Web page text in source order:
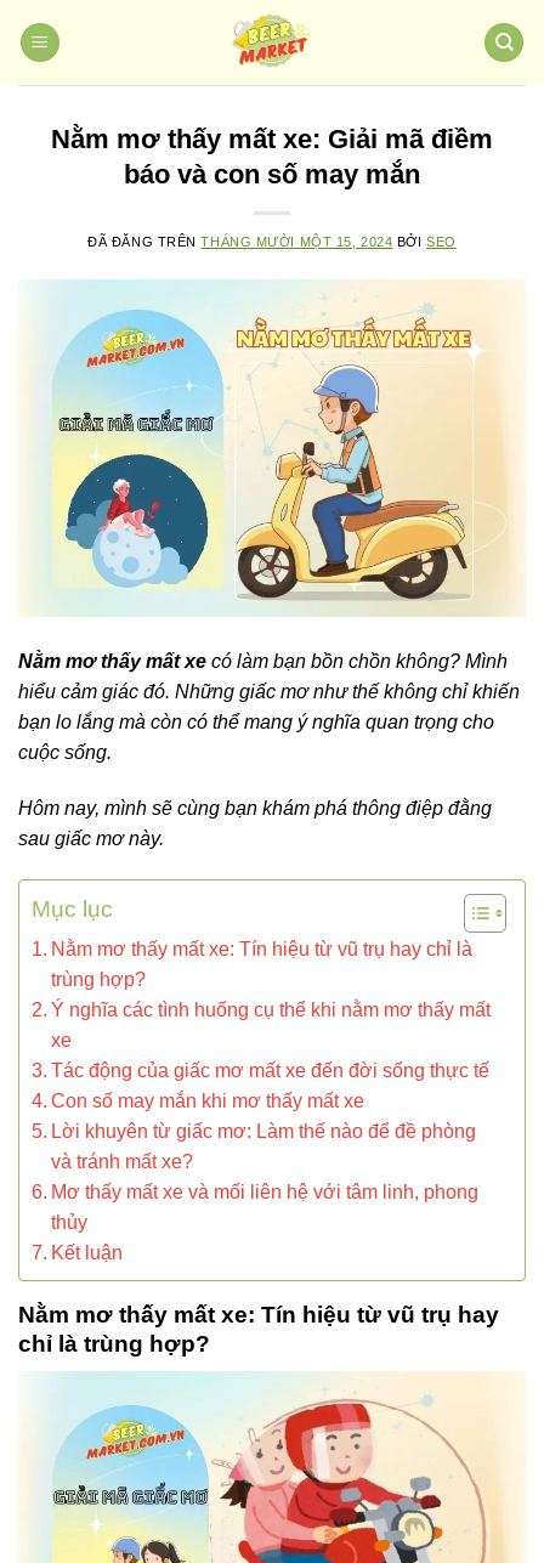
đến
Nằm mơ thấy mất xe: Giải mã điềm
báo và con số may mắn
ĐÃ ĐĂNG TRÊNTHÁNG MƯỜI MỘT 15, 2024 BỞISEO
Nằm mơ thấy mất xe có làm bạn bồn chồn không? Mình
hiểu cảm giác đó. Những giấc mơ như thế không chỉ khiến
bạn lo lắng mà còn có thể mang ý nghĩa quan trọng cho
cuộc sống.
Hôm nay, mình sẽ cùng bạn khám phá thông điệp đằng
sau giấc mơ này.
Mục lục
Nằm mơ thấy mất xe: Tín hiệu từ vũ trụ hay chỉ là
trùng hợp?
Ý nghĩa các tình huống cụ thể khi nằm mơ thấy mất
xe
Tác động của giấc mơ mất xe đến đời sống thực tế
Con số may mắn khi mơ thấy mất xe
Lời khuyên từ giấc mơ: Làm thế nào để đề phòng
và tránh mất xe?
Mơ thấy mất xe và mối liên hệ với tâm linh, phong
thủy
Kết luận
Nằm mơ thấy mất xe: Tín hiệu từ vũ trụ hay
chỉ là trùng hợp?